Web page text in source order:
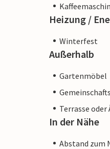
Heizung /
Winterfest
Außerhalb
Gartenmöbel
Terrasse oder
In der Nähe
Abstand zum